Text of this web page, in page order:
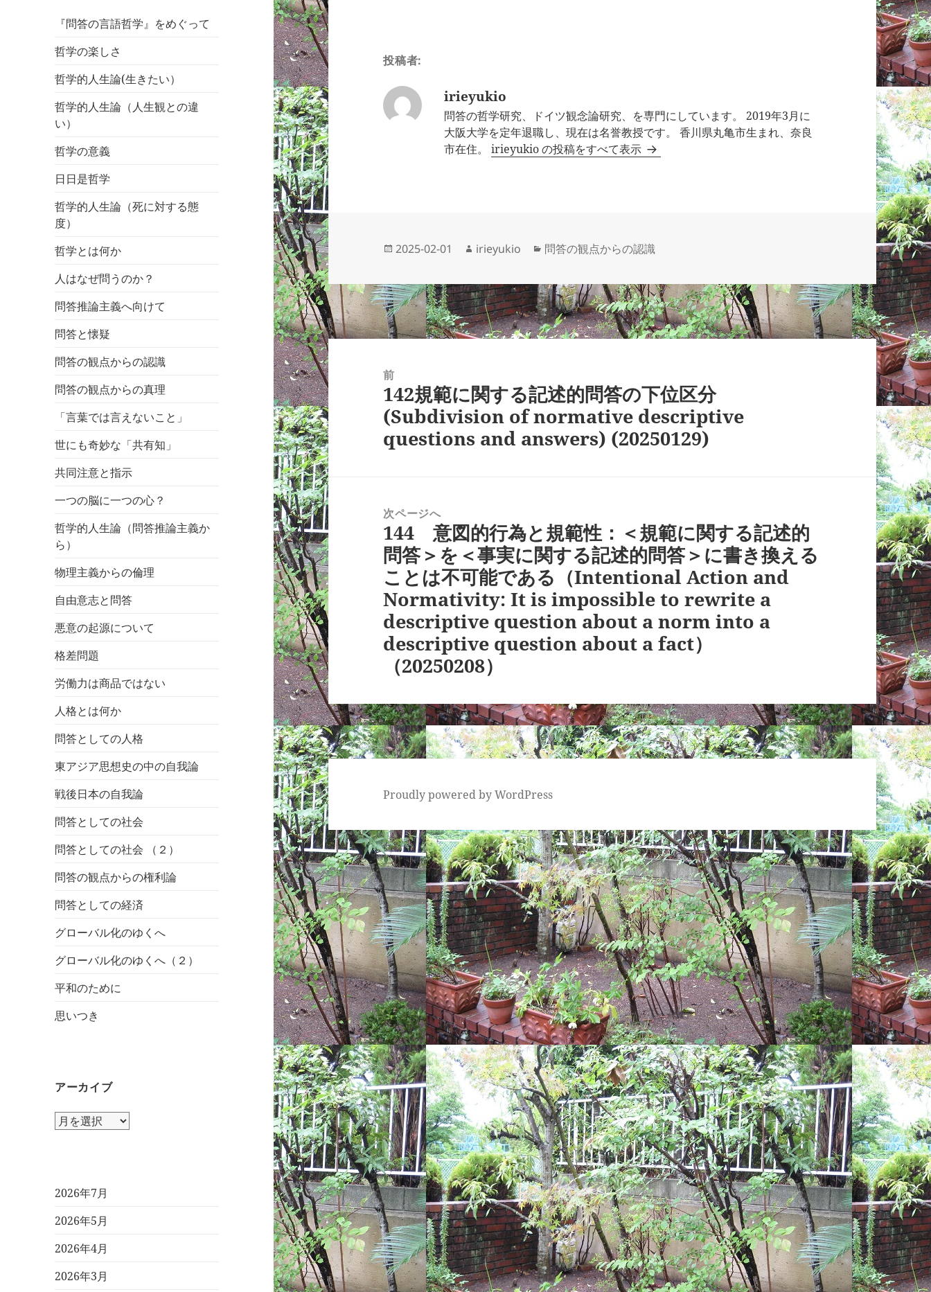
『問答の言語哲学』をめぐって
哲学の楽しさ
哲学的人生論(生きたい）
哲学的人生論（人生観との違
い）
哲学の意義
日日是哲学
哲学的人生論（死に対する態
度）
哲学とは何か
人はなぜ問うのか？
問答推論主義へ向けて
問答と懐疑
問答の観点からの認識
問答の観点からの真理
「言葉では言えないこと」
世にも奇妙な「共有知」
共同注意と指示
一つの脳に一つの心？
哲学的人生論（問答推論主義か
ら）
物理主義からの倫理
自由意志と問答
悪意の起源について
格差問題
労働力は商品ではない
人格とは何か
問答としての人格
東アジア思想史の中の自我論
戦後日本の自我論
問答としての社会
問答としての社会 （２）
問答の観点からの権利論
問答としての経済
グローバル化のゆくへ
グローバル化のゆくへ（２）
平和のために
思いつき
アーカイブ
ア
ブ
2026年7月
2026年5月
2026年4月
2026年3月
投稿者:
irieyukio
問答の哲学研究、ドイツ観念論研究、を専門にしています。 2019年3月に
大阪大学を定年退職し、現在は名誉教授です。 香川県丸亀市生まれ、奈良
市在住。irieyukio の投稿をすべて表示
投
日:
2025-02-01
作
者
irieyukio
カ
ゴ
リ
ー
問答の観点からの認識
投
稿
ナ
ビ
ゲ
ー
シ
ョ
ン
前
前
の
投
142規範に関する記述的問答の下位区分
(Subdivision of normative descriptive
questions and answers) (20250129)
次ページへ
次
の
投
稿:
144 意図的行為と規範性：＜規範に関する記述的
問答＞を＜事実に関する記述的問答＞に書き換える
ことは不可能である（Intentional Action and
Normativity: It is impossible to rewrite a
descriptive question about a norm into a
descriptive question about a fact）
（20250208）
Proudly powered by WordPress